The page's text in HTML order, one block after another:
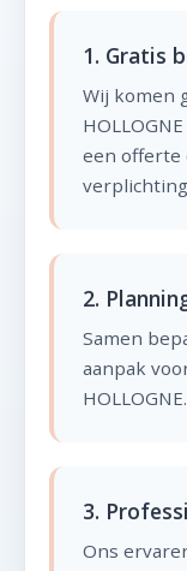
1. Gratis
Wij komen
een offerte
2.
Samen
aanpak
HOLLOGNE.
3.
Ons